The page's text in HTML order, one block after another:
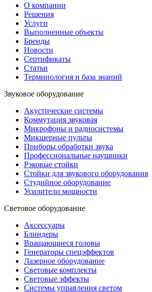
О компании
Решения
Услуги
Выполненные объекты
Бренды
Новости
Сертификаты
Статьи
Терминология и база знаний
Звуковое оборудование
Акустические системы
Коммутация звуковая
Микрофоны и радиосистемы
Микшерные пульты
Приборы обработки звука
Профессиональные наушники
Рэковые стойки
Стойки для звукового оборудования
Студийное оборудование
Усилители мощности
Световое оборудование
Аксессуары
Блиндеры
Вращающиеся головы
Генераторы спецэффектов
Лазерное оборудование
Световые комплекты
Световые эффекты
Системы управления светом